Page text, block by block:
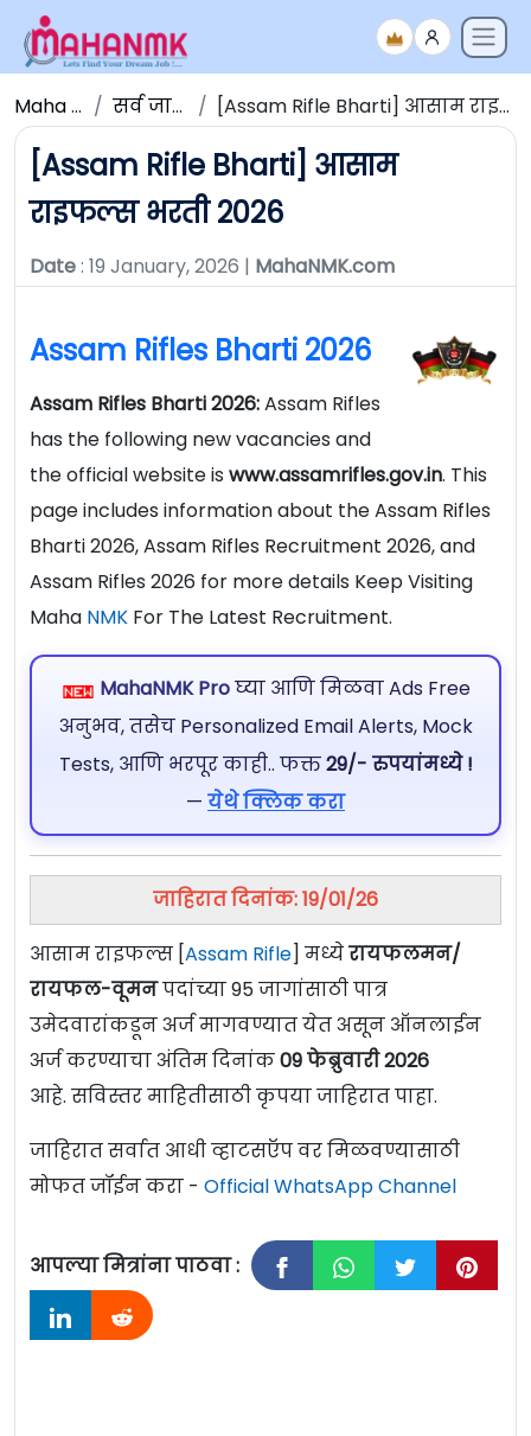
Maha NMK सर्व जाहिराती [Assam Rifle Bharti] आसाम राइफल्स भरती 2026
[Assam Rifle Bharti] आसाम
राइफल्स भरती 2026
Date: 19 January, 2026 | MahaNMK.com
Assam Rifles Bharti 2026
Assam Rifles Bharti 2026:Assam Rifles
has the following new vacancies and
the official website is www.assamrifles.gov.in. This
page includes information about the Assam Rifles
Bharti 2026, Assam Rifles Recruitment 2026, and
Assam Rifles 2026 for more details Keep Visiting
Maha NMK For The Latest Recruitment.
MahaNMK Proघ्या आणि मिळवा Ads Free
अनुभव, तसेच Personalized Email Alerts, Mock
Tests, आणि भरपूर काही.. फक्त29/- रुपयांमध्ये !
— येथे क्लिक करा
जाहिरात दिनांक: 19/01/26
आसाम राइफल्स [Assam Rifle] मध्येरायफलमन/
रायफल-वूमनपदांच्या 95 जागांसाठी पात्र
उमेदवारांकडून अर्ज मागवण्यात येत असून ऑनलाईन
अर्ज करण्याचा अंतिम दिनांक09 फेब्रुवारी 2026
आहे. सविस्तर माहितीसाठी कृपया जाहिरात पाहा.
जाहिरात सर्वात आधी व्हाटसऍप वर मिळवण्यासाठी
मोफत जॉईन करा - Official WhatsApp Channel
आपल्या मित्रांना पाठवा :